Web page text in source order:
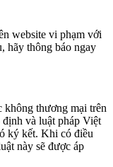
website vi phạm với
hãy thông báo ngay
không thương mại trên
định và luật pháp Việt
ký kết. Khi có điều
này sẽ được áp